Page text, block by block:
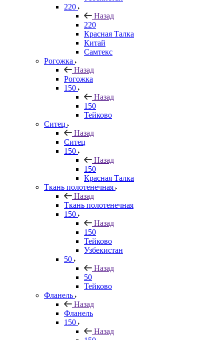
220
Назад
220
Красная Талка
Китай
Самтекс
Рогожка
Назад
Рогожка
150
Назад
150
Тейково
Ситец
Назад
Ситец
150
Назад
150
Красная Талка
Ткань полотенечная
Назад
Ткань полотенечная
150
Назад
150
Тейково
Узбекистан
50
Назад
50
Тейково
Фланель
Назад
Фланель
150
Назад